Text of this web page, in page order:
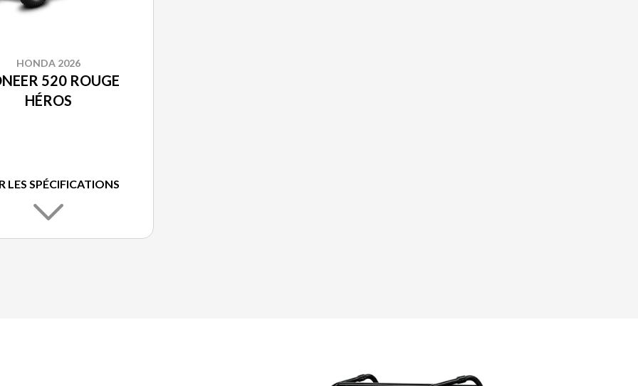
HONDA 2026
520 ROUGE
HÉROS
LES SPÉCIFICATIONS